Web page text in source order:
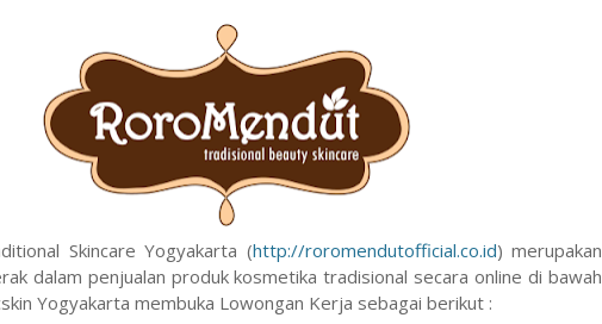
Skincare Yogyakarta (http://roromendutofficial.co.id) merupakan
dalam penjualan produk kosmetika tradisional secara online di bawah
Yogyakarta membuka Lowongan Kerja sebagai berikut :